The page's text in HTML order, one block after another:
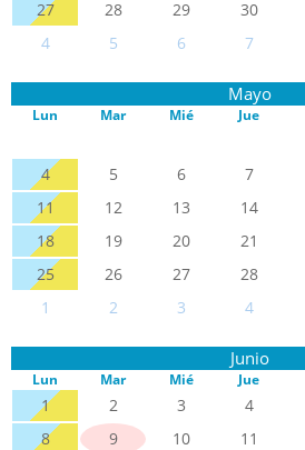
27
28 29 30
4
5 6 7
Mayo
Lun Mar Mié Jue
4
5 6 7
11
12 13 14
18
19 20 21
25
26 27 28
1
2 3 4
Junio
Lun Mar Mié Jue
1 2 3 4
8
9 10 11